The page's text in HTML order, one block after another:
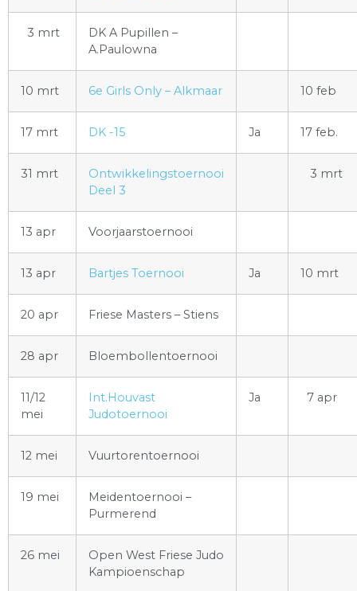
3 mrt
DK A Pupillen –
A.Paulowna
10 mrt 6e Girls Only – Alkmaar 10 feb
17 mrt DK -15 Ja 17 feb.
31 mrt
Ontwikkelingstoernooi
Deel 3
3 mrt
13 apr Voorjaarstoernooi
13 apr Bartjes Toernooi Ja 10 mrt
20 apr Friese Masters – Stiens
28 apr Bloembollentoernooi
11/12
mei
Int.Houvast
Judotoernooi
Ja 7 apr
12 mei Vuurtorentoernooi
19 mei
Meidentoernooi –
Purmerend
26 mei
Open West Friese Judo
Kampioenschap